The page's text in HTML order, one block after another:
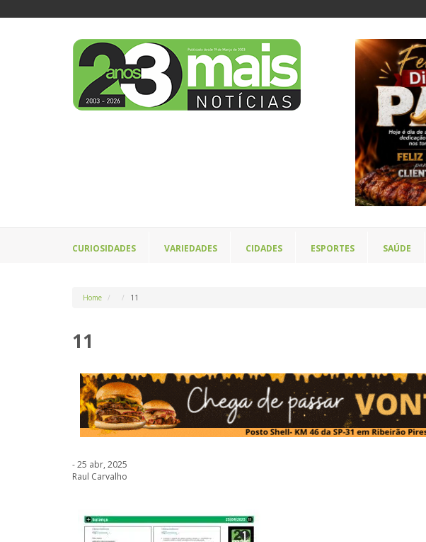
CURIOSIDADES VARIEDADES CIDADES ESPORTES SAÚDE
Home 11
11
- 25 abr, 2025
Raul Carvalho